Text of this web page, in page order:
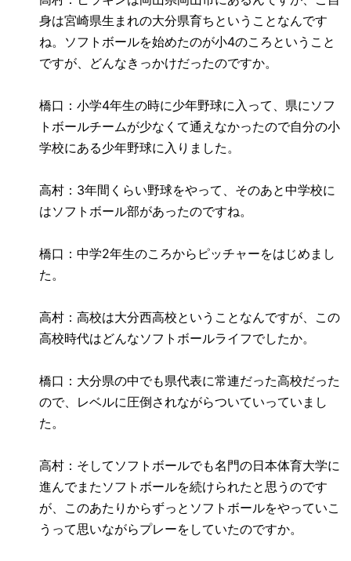
身は宮崎県生まれの大分県育ちということなんです
ね。ソフトボールを始めたのが小4のころということ
ですが、どんなきっかけだったのですか。
橋口：小学4年生の時に少年野球に入って、県にソフ
トボールチームが少なくて通えなかったので自分の小
学校にある少年野球に入りました。
高村： 3年間くらい野球をやって、そのあと中学校に
はソフトボール部があったのですね。
橋口：中学2年生のころからピッチャーをはじめまし
た。
高村：高校は大分西高校ということなんですが、この
高校時代はどんなソフトボールライフでしたか。
橋口：大分県の中でも県代表に常連だった高校だった
ので、レベルに圧倒されながらついていっていまし
た。
高村：そしてソフトボールでも名門の日本体育大学に
進んでまたソフトボールを続けられたと思うのです
が、このあたりからずっとソフトボールをやっていこ
うって思いながらプレーをしていたのですか。